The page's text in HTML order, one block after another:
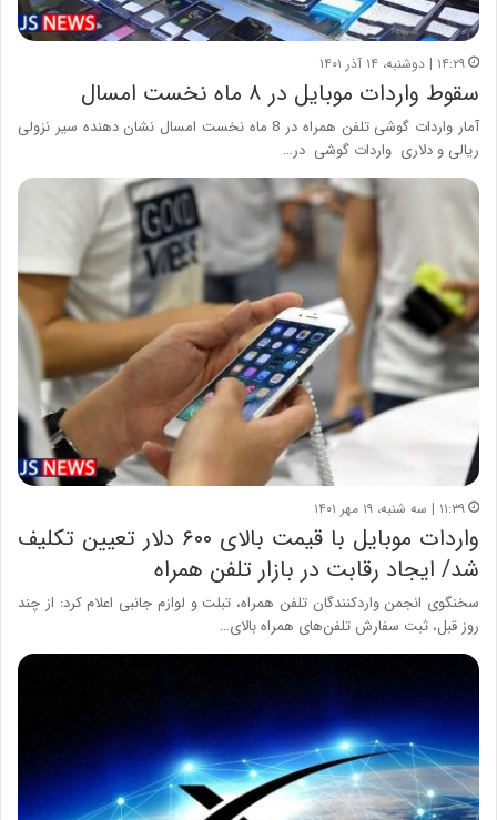
۱۴:۲۹ | دوشنبه، ۱۴ آذر ۱۴۰۱
سقوط واردات موبایل در ۸ ماه نخست امسال
آمار واردات گوشی تلفن همراه در 8 ماه نخست امسال نشان دهنده سیر نزولی
ریالی و دلاری واردات گوشی در…
۱۱:۳۹ | سه شنبه، ۱۹ مهر ۱۴۰۱
واردات موبایل با قیمت بالای ۶۰۰ دلار تعیین تکلیف
شد/ ایجاد رقابت در بازار تلفن همراه
سخنگوی انجمن واردکنندگان تلفن همراه، تبلت و لوازم جانبی اعلام کرد: از چند
روز قبل، ثبت سفارش تلفن‌های همراه بالای…